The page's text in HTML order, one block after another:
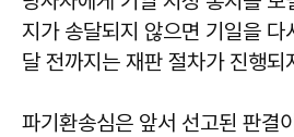
지가 송달되지 않으면 기일을
달 전까지는 재판 절차가 진행되
파기환송심은 앞서 선고된 판결